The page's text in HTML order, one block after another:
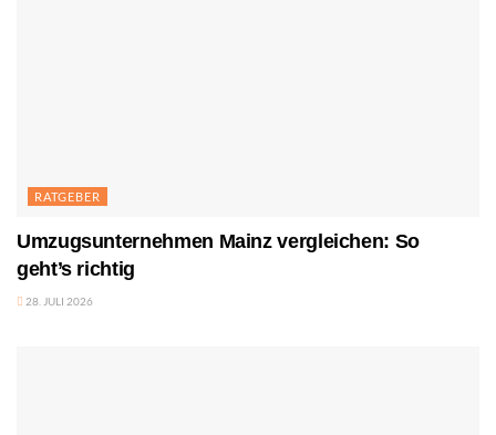
RATGEBER
Umzugsunternehmen Mainz vergleichen: So
geht’s richtig
28. JULI 2026